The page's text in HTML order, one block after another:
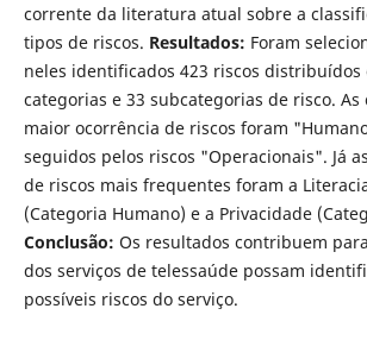
corrente da literatura atual sobre a
tipos de riscos. Resultados: Foram
neles identificados 423 riscos distribuídos
categorias e 33 subcategorias de risco. As
maior ocorrência de riscos foram
seguidos pelos riscos "Operacionais". Já
de riscos mais frequentes foram a
(Categoria Humano) e a Privacidade
Conclusão: Os resultados contribuem
dos serviços de telessaúde possam
possíveis riscos do serviço.